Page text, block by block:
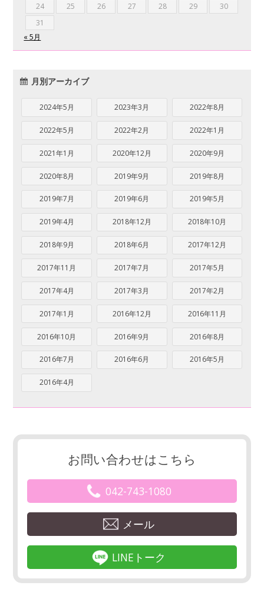
24
25 26 27 28 29
30
31
« 5月
月別アーカイブ
2024年5月 2023年3月 2022年8月
2022年5月 2022年2月 2022年1月
2021年1月 2020年12月 2020年9月
2020年8月 2019年9月 2019年8月
2019年7月 2019年6月 2019年5月
2019年4月 2018年12月 2018年10月
2018年9月 2018年6月 2017年12月
2017年11月 2017年7月 2017年5月
2017年4月 2017年3月 2017年2月
2017年1月 2016年12月 2016年11月
2016年10月 2016年9月 2016年8月
2016年7月 2016年6月 2016年5月
2016年4月
お問い合わせはこちら
042-743-1080
メール
LINEトーク